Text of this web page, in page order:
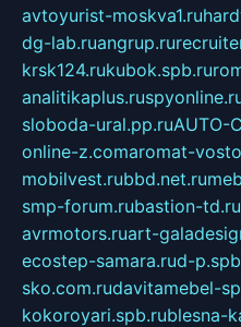
avtoyurist-moskva1.ru
dg-lab.ruangrup.ru
krsk124.rukubok.spb.ru
analitikaplus.ru
sloboda-ural.pp.ruAUTO-
online-z.comaromat-
mobilvest.rubbd.net.ru
smp-forum.rubastion-td.ru
avrmotors.ruart-
ecostep-samara.rud-
sko.com.rudavitamebel-
kokoroyari.spb.rublesna-